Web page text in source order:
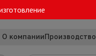
О компанииПроизводство